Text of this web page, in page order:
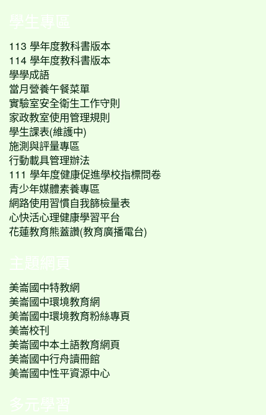
學生專區
113 學年度教科書版本
114 學年度教科書版本
學學成語
當月營養午餐菜單
實驗室安全衛生工作守則
家政教室使用管理規則
學生課表(維護中)
施測與評量專區
行動載具管理辦法
111 學年度健康促進學校指標問卷
青少年媒體素養專區
網路使用習慣自我篩檢量表
心快活心理健康學習平台
花蓮教育熊蓋讚(教育廣播電台)
主題網頁
美崙國中特教網
美崙國中環境教育網
美崙國中環境教育粉絲專頁
美崙校刊
美崙國中本土語教育網頁
美崙國中行舟讀冊館
美崙國中性平資源中心
多元學習